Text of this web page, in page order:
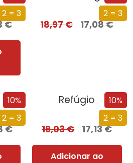
2 = 3
€
2 = 3
18,97€ 17,08€
10%
2 = 3
€
10%
2 = 3
Refúgio
19,03€ 17,13€
Adicionar ao